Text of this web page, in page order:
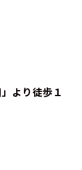
より徒歩１